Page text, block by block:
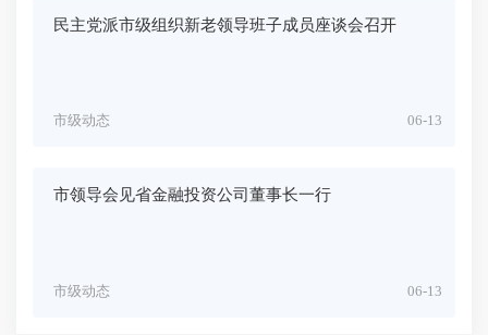
民主党派市级组织新老领导班子成员座谈会召开
06-13
市级动态
市领导会见省金融投资公司董事长一行
06-13
市级动态